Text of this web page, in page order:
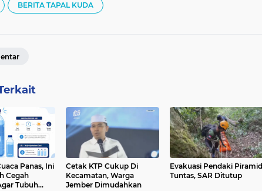
BERITA TAPAL KUDA
Panas, Ini
Cegah
Tubuh
Cetak KTP Cukup Di
Kecamatan, Warga
Jember Dimudahkan
Evakuasi Pendaki Piramid
Tuntas, SAR Ditutup